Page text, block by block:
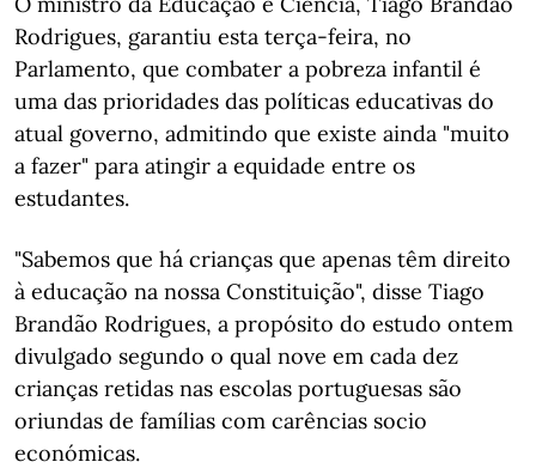
Rodrigues, garantiu esta terça-feira, no
Parlamento, que combater a pobreza infantil é
uma das prioridades das políticas educativas do
atual governo, admitindo que existe ainda "muito
a fazer" para atingir a equidade entre os
estudantes.
"Sabemos que há crianças que apenas têm direito
à educação na nossa Constituição", disse Tiago
Brandão Rodrigues, a propósito do estudo ontem
divulgado segundo o qual nove em cada dez
crianças retidas nas escolas portuguesas são
oriundas de famílias com carências socio
económicas.